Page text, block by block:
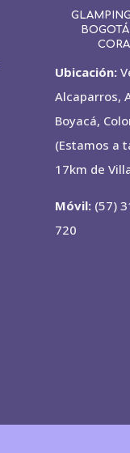
Ubicación:
Alcaparros,
Boyacá,
(Estamos a
17km de
Móvil:(57)
720